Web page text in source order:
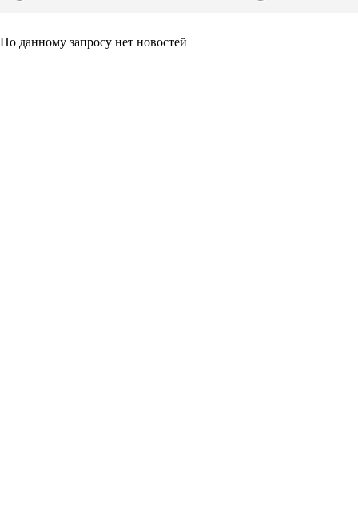
По данному запросу нет новостей